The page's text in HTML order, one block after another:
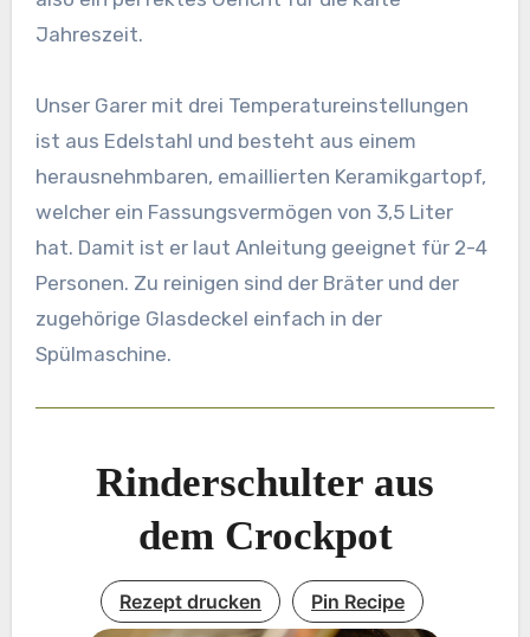
Jahreszeit.
Unser Garer mit drei Temperatureinstellungen
ist aus Edelstahl und besteht aus einem
herausnehmbaren, emaillierten Keramikgartopf,
welcher ein Fassungsvermögen von 3,5 Liter
hat. Damit ist er laut Anleitung geeignet für 2-4
Personen. Zu reinigen sind der Bräter und der
zugehörige Glasdeckel einfach in der
Spülmaschine.
Rinderschulter aus
dem Crockpot
Rezept drucken Pin Recipe